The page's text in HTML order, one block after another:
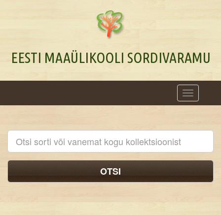
EESTI MAAÜLIKOOLI SORDIVARAMU
Toggle
navigation
OTSI